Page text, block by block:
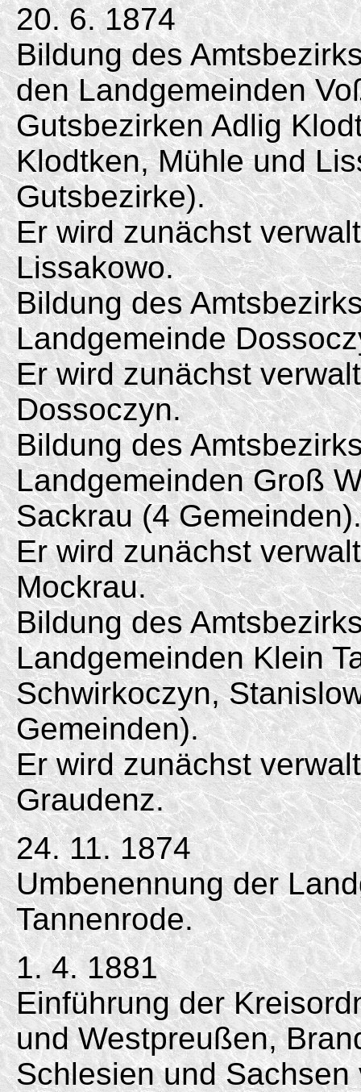
20. 6. 1874
Bildung des
den Landgemeinden
Gutsbezirken Adlig
Klodtken, Mühle und
Gutsbezirke).
Er wird zunächst
Lissakowo.
Bildung des
Landgemeinde
Er wird zunächst
Dossoczyn.
Bildung des
Landgemeinden Groß
Sackrau (4 Gemeinden).
Er wird zunächst
Mockrau.
Bildung des
Landgemeinden Klein
Schwirkoczyn,
Gemeinden).
Er wird zunächst
Graudenz.
24. 11. 1874
Umbenennung der
Tannenrode.
1. 4. 1881
Einführung der
und Westpreußen,
Schlesien und